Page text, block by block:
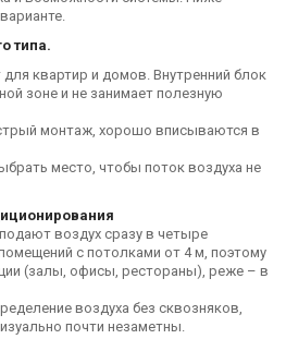
типа.
квартир и домов. Внутренний блок
зоне и не занимает полезную
монтаж, хорошо вписываются в
место, чтобы поток воздуха не
воздух сразу в четыре
с потолками от 4 м, поэтому
(залы, офисы, рестораны), реже – в
воздуха без сквозняков,
почти незаметны.